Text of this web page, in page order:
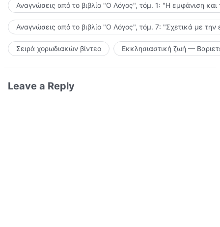
Αναγνώσεις από το βιβλίο "Ο Λόγος", τόμ. 1: "Η εμφάνιση
Αναγνώσεις από το βιβλίο "Ο Λόγος", τόμ. 7: "Σχετικά με την
Σειρά χορωδιακών βίντεο Εκκλησιαστική ζωή —
Leave a Reply